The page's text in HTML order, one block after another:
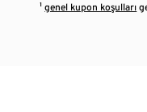
¹genel kupon koşulları